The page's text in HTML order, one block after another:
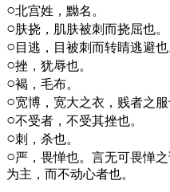
○北宫姓，黝名。
○肤挠，肌肤被刺而挠屈也。
○ 目逃，目被刺而转睛逃避也
○挫，犹辱也。
○褐，毛布。
○宽博，宽大之衣，贱者之服
○不受者，不受其挫也。
○刺，杀也。
○严，畏惮也。言无可畏惮
为主，而不动心者也。